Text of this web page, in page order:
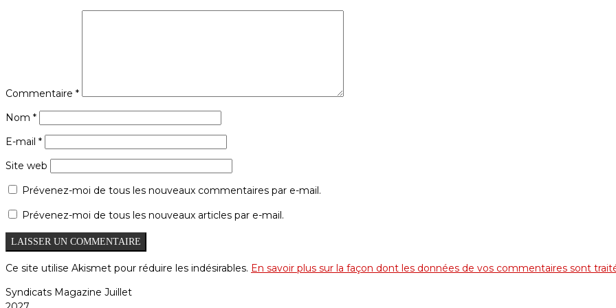
Commentaire *
Nom *
E-mail *
Site web
Prévenez-moi de tous les nouveaux commentaires par e-mail.
Prévenez-moi de tous les nouveaux articles par e-mail.
Ce site utilise Akismet pour réduire les indésirables. En savoir plus sur la façon dont les données de vos commentaires sont
Syndicats Magazine Juillet